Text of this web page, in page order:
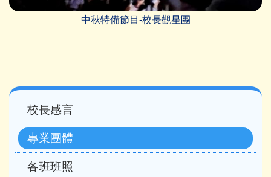
中秋特備節目-校長觀星團
Main
navigation
校長感言
專業團體
各班班照